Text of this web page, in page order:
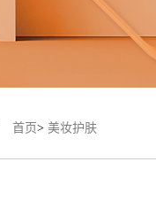
首页> 美妆护肤